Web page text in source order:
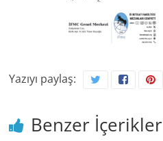
Yazıyı paylaş:
Benzer İçerikler